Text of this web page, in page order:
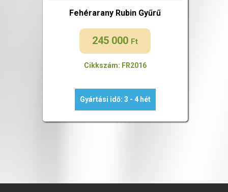
Fehérarany Rubin Gyűrű
245 000 Ft
Cikkszám: FR2016
Gyártási idő: 3 - 4 hét